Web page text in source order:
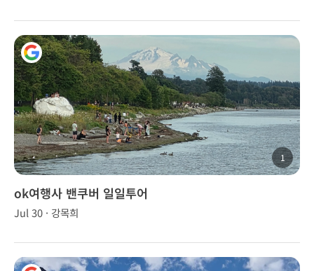
1
ok여행사 밴쿠버 일일투어
Jul 30 · 강목희